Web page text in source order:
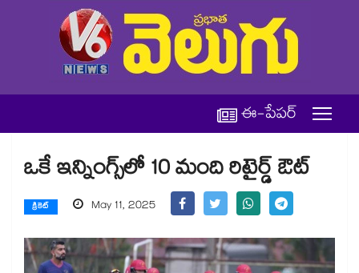
ఈ-పేపర్
ఒకే ఇన్నింగ్స్‌‌‌‌లో 10 మంది రిటైర్డ్‌‌‌‌ ఔట్‌‌‌‌
క్రికెట్ May 11, 2025